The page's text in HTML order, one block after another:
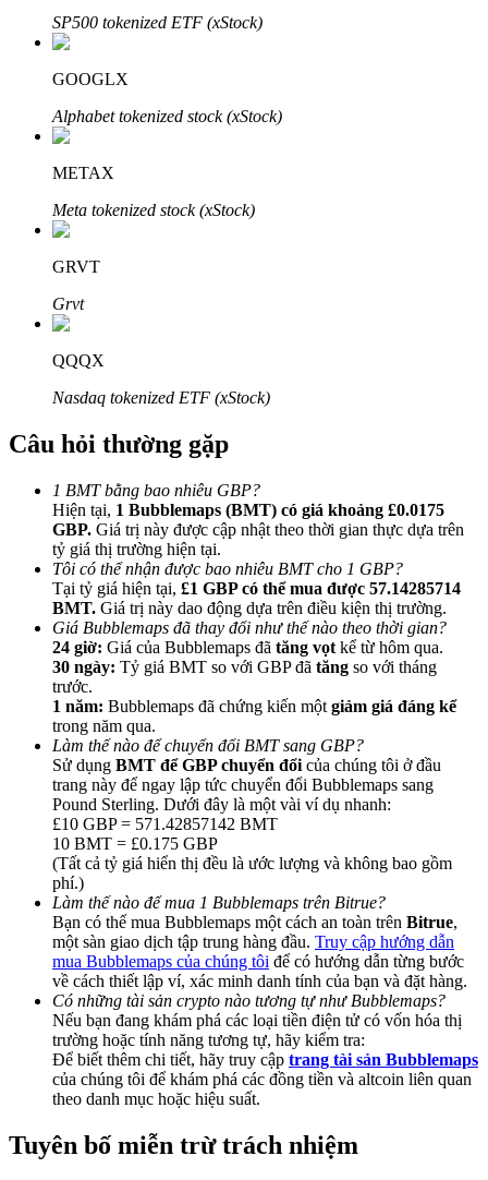
Đối tác Bitrue
Đối tác Bitrue
Lên đến 65% hoa hồng!
Giới thiệu
Mời một người bạn để nhận phần thưởng tiền mặt
BTC Welcome Rewards
BTC Welcome Rewards
Deposit & Trade BTC to Share 25000 USDT prize pool!
Deposit CASHCAT & Win
SP500 tokenized ETF (xStock)
GOOGLX
Alphabet tokenized stock (xStock)
METAX
Meta tokenized stock (xStock)
GRVT
Grvt
QQQX
Nasdaq tokenized ETF (xStock)
Câu hỏi thường gặp
1 BMT bằng bao nhiêu GBP?
Hiện tại, 1 Bubblemaps (BMT) có giá khoảng £0.0175
GBP. Giá trị này được cập nhật theo thời gian thực dựa trên
tỷ giá thị trường hiện tại.
Tôi có thể nhận được bao nhiêu BMT cho 1 GBP?
Tại tỷ giá hiện tại, £1 GBP có thể mua được 57.14285714
BMT. Giá trị này dao động dựa trên điều kiện thị trường.
Giá Bubblemaps đã thay đổi như thế nào theo thời gian?
24 giờ: Giá của Bubblemaps đã tăng vọt kể từ hôm qua.
30 ngày: Tỷ giá BMT so với GBP đã tăng so với tháng
trước.
1 năm: Bubblemaps đã chứng kiến một giảm giá đáng kể
trong năm qua.
Làm thế nào để chuyển đổi BMT sang GBP?
Sử dụng BMT để GBP chuyển đổi của chúng tôi ở đầu
trang này để ngay lập tức chuyển đổi Bubblemaps sang
Pound Sterling. Dưới đây là một vài ví dụ nhanh:
£10 GBP = 571.42857142 BMT
10 BMT = £0.175 GBP
(Tất cả tỷ giá hiển thị đều là ước lượng và không bao gồm
phí.)
Làm thế nào để mua 1 Bubblemaps trên Bitrue?
Bạn có thể mua Bubblemaps một cách an toàn trên Bitrue,
một sàn giao dịch tập trung hàng đầu. Truy cập hướng dẫn
mua Bubblemaps của chúng tôi để có hướng dẫn từng bước
về cách thiết lập ví, xác minh danh tính của bạn và đặt hàng.
Có những tài sản crypto nào tương tự như Bubblemaps?
Nếu bạn đang khám phá các loại tiền điện tử có vốn hóa thị
trường hoặc tính năng tương tự, hãy kiểm tra:
Để biết thêm chi tiết, hãy truy cập trang tài sản Bubblemaps
của chúng tôi để khám phá các đồng tiền và altcoin liên quan
theo danh mục hoặc hiệu suất.
Tuyên bố miễn trừ trách nhiệm